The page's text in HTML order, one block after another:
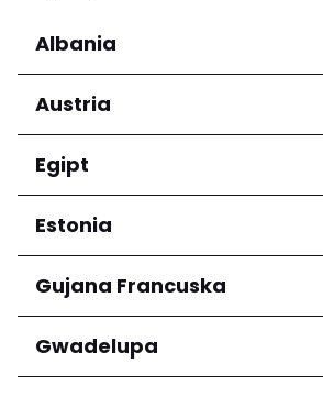
Albania
Regiony
Qarku i Tiranës
Austria
Regiony
Niederösterreich
Salzburg
Wien
Egipt
Regiony
Kair
Estonia
Regiony
Harju maakond
Tartu maakond
Gujana Francuska
Regiony
Arrondissement de
Gwadelupa